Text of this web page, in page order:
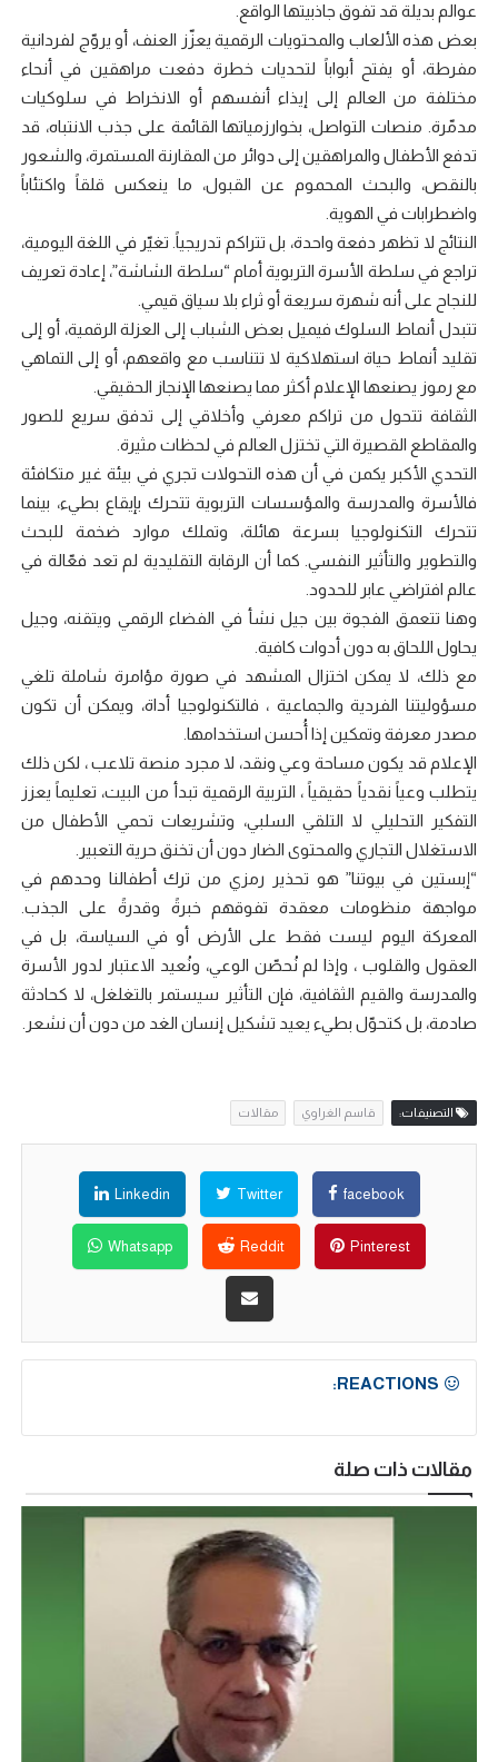
عوالم بديلة قد تفوق جاذبيتها الواقع.
بعض هذه الألعاب والمحتويات الرقمية يعزّز العنف، أو يروّج لفردانية
مفرطة، أو يفتح أبواباً لتحديات خطرة دفعت مراهقين في أنحاء
مختلفة من العالم إلى إيذاء أنفسهم أو الانخراط في سلوكيات
مدمّرة. منصات التواصل، بخوارزمياتها القائمة على جذب الانتباه، قد
تدفع الأطفال والمراهقين إلى دوائر من المقارنة المستمرة، والشعور
بالنقص، والبحث المحموم عن القبول، ما ينعكس قلقاً واكتئاباً
واضطرابات في الهوية.
النتائج لا تظهر دفعة واحدة، بل تتراكم تدريجياً. تغيّر في اللغة اليومية،
تراجع في سلطة الأسرة التربوية أمام “سلطة الشاشة”، إعادة تعريف
للنجاح على أنه شهرة سريعة أو ثراء بلا سياق قيمي.
تتبدل أنماط السلوك فيميل بعض الشباب إلى العزلة الرقمية، أو إلى
تقليد أنماط حياة استهلاكية لا تتناسب مع واقعهم، أو إلى التماهي
مع رموز يصنعها الإعلام أكثر مما يصنعها الإنجاز الحقيقي.
الثقافة تتحول من تراكم معرفي وأخلاقي إلى تدفق سريع للصور
والمقاطع القصيرة التي تختزل العالم في لحظات مثيرة.
التحدي الأكبر يكمن في أن هذه التحولات تجري في بيئة غير متكافئة
فالأسرة والمدرسة والمؤسسات التربوية تتحرك بإيقاع بطيء، بينما
تتحرك التكنولوجيا بسرعة هائلة، وتملك موارد ضخمة للبحث
والتطوير والتأثير النفسي. كما أن الرقابة التقليدية لم تعد فعّالة في
عالم افتراضي عابر للحدود.
وهنا تتعمق الفجوة بين جيل نشأ في الفضاء الرقمي ويتقنه، وجيل
يحاول اللحاق به دون أدوات كافية.
مع ذلك، لا يمكن اختزال المشهد في صورة مؤامرة شاملة تلغي
مسؤوليتنا الفردية والجماعية ، فالتكنولوجيا أداة، ويمكن أن تكون
مصدر معرفة وتمكين إذا أُحسن استخدامها.
الإعلام قد يكون مساحة وعي ونقد، لا مجرد منصة تلاعب ، لكن ذلك
يتطلب وعياً نقدياً حقيقياً ، التربية الرقمية تبدأ من البيت، تعليماً يعزز
التفكير التحليلي لا التلقي السلبي، وتشريعات تحمي الأطفال من
الاستغلال التجاري والمحتوى الضار دون أن تخنق حرية التعبير.
“إبستين في بيوتنا” هو تحذير رمزي من ترك أطفالنا وحدهم في
مواجهة منظومات معقدة تفوقهم خبرةً وقدرةً على الجذب.
المعركة اليوم ليست فقط على الأرض أو في السياسة، بل في
العقول والقلوب ، وإذا لم نُحصّن الوعي، ونُعيد الاعتبار لدور الأسرة
والمدرسة والقيم الثقافية، فإن التأثير سيستمر بالتغلغل، لا كحادثة
صادمة، بل كتحوّل بطيء يعيد تشكيل إنسان الغد من دون أن نشعر.
التصنيفات: قاسم الغراوي مقالات
facebook
Twitter
Linkedin
Pinterest
Reddit
Whatsapp
REACTIONS:
مقالات ذات صلة